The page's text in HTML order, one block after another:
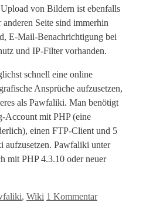
von Bildern ist ebenfalls
Seite sind immerhin
E-Mail-Benachrichtigung bei
und IP-Filter vorhanden.
schnell eine online
Ansprüche aufzusetzen,
als Pawfaliki. Man benötigt
Account mit PHP (eine
einen FTP-Client und 5
aufzusetzen. Pawfaliki unter
mit PHP 4.3.10 oder neuer
, Wiki 1 Kommentar